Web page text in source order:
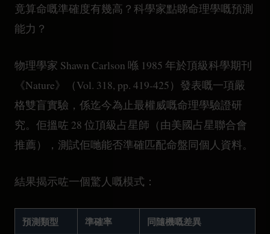
竟算命嘅準確度有幾高？科學家點睇命理學嘅預測
能力？
物理學家 Shawn Carlson 喺 1985 年於頂級科學期刊
《Nature》（Vol. 318, pp. 419-425）發表嘅一項嚴
格雙盲實驗，係迄今為止最權威嘅命理學驗證研
究。佢搵咗 28 位頂級占星師（由美國占星聯合會
推薦），測試佢哋能否準確匹配命盤同個人資料。
結果揭示咗一個驚人嘅模式：
預測類型 準確率 同隨機嘅差異